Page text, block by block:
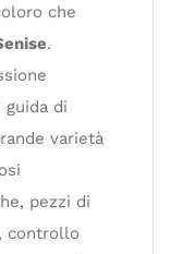
che
.
di
varietà
pezzi di
controllo